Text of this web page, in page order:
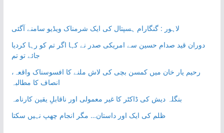
لاہور : گنگارام ہسپتال کی ایک شرمناک ویڈیو سامنے آگئی
دوران قید صدام حسین سے امریکی صدر نے کہا اگر تم کو رہا کردیا
جائے تو تم
رحیم یار خان میں کمسن بچی کی لاش ملنے کا افسوسناک واقعہ،
انصاف کا مطالبہ
بنگلہ دیش کی ڈاکٹر کا غیر معمولی اور ناقابلِ یقین کارنامہ
ظلم کی ایک اور داستان… مگر انجام چھپ نہیں سکتا